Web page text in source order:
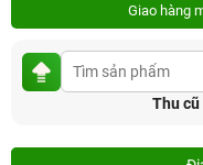
Giao hàng
Thu